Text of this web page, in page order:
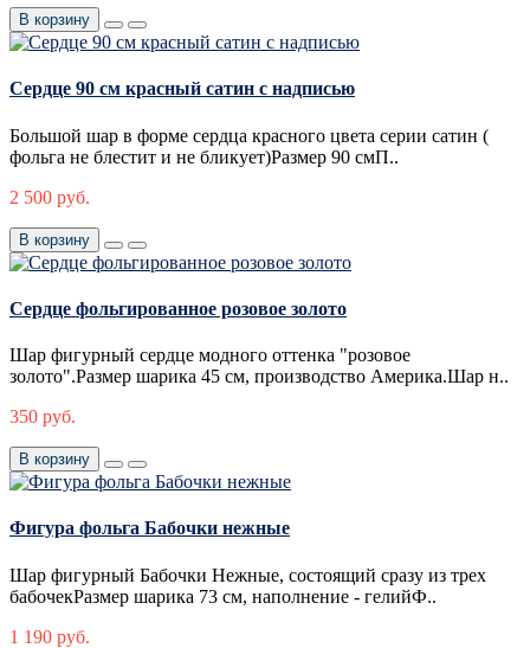
В корзину
Сердце 90 см красный сатин с надписью
Большой шар в форме сердца красного цвета серии сатин (
фольга не блестит и не бликует)Размер 90 смП..
2 500 руб.
В корзину
Сердце фольгированное розовое золото
Шар фигурный сердце модного оттенка "розовое
золото".Размер шарика 45 см, производство Америка.Шар н..
350 руб.
В корзину
Фигура фольга Бабочки нежные
Шар фигурный Бабочки Нежные, состоящий сразу из трех
бабочекРазмер шарика 73 см, наполнение - гелийФ..
1 190 руб.